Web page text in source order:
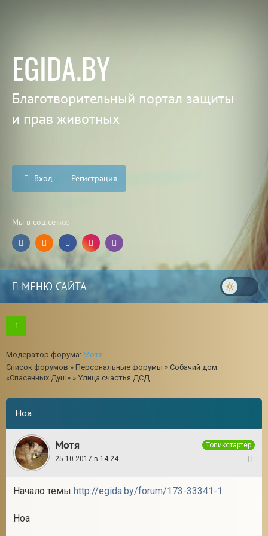
EGIDA.BY
Благотворительный портал защиты
и прав животных
Вход Регистрация
Мы в соц.сетях:
МЕНЮ САЙТА
1
Модератор форума: Мотя
Список форумов » Персональные форумы » Собачий дом
«Спасенных Душ» » Улица счастья ДСД
Ноа
Мотя
Топикстартер
25.10.2017 в 14:24
Начало темы http://egida.by/forum/173-33341-1
Ноа